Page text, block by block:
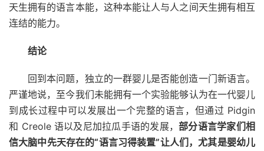
天生拥有的语言本能，这种本能让人与人之间天生拥有相互
连结的能力。
结论
回到本问题，独立的一群婴儿是否能创造一门新语言。
严谨地说，至今我们未能拥有一个实验能够认为在一代婴儿
到成长过程中可以发展出一个完整的语言，但通过 Pidgin
和 Creole 语以及尼加拉瓜手语的发展，部分语言学家们相
信大脑中先天存在的“语言习得装置”让人们，尤其是婴幼儿